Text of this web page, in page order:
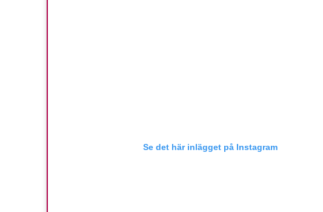
Se det här inlägget på Instagram